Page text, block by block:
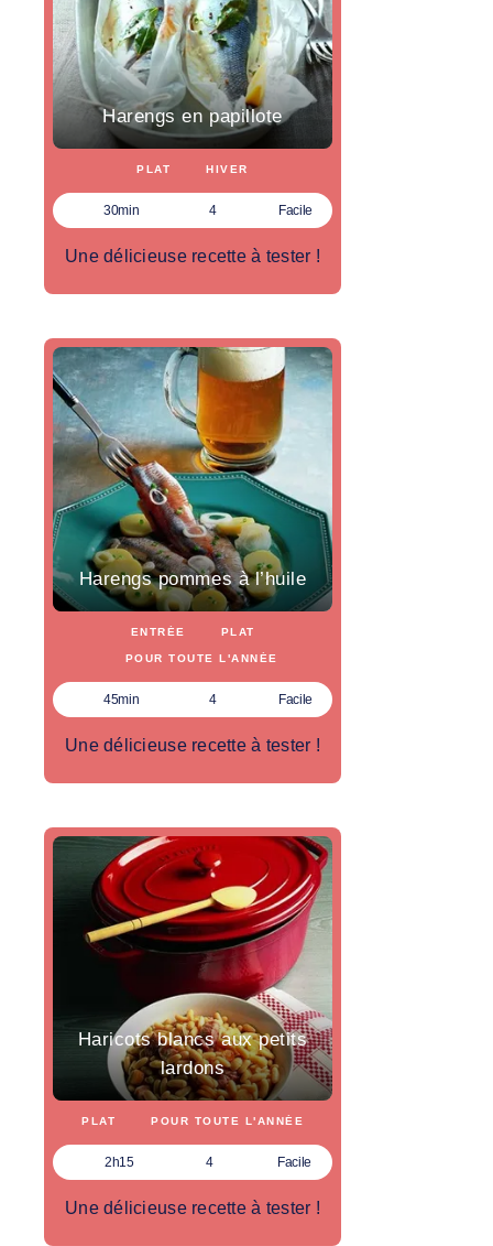
Harengs en papillote
PLAT HIVER
30min 4 Facile
Une délicieuse recette à tester !
Harengs pommes à l’huile
ENTRÉE PLAT
POUR TOUTE L'ANNÉE
45min 4 Facile
Une délicieuse recette à tester !
Haricots blancs aux petits
lardons
PLAT POUR TOUTE L'ANNÉE
2h15 4 Facile
Une délicieuse recette à tester !